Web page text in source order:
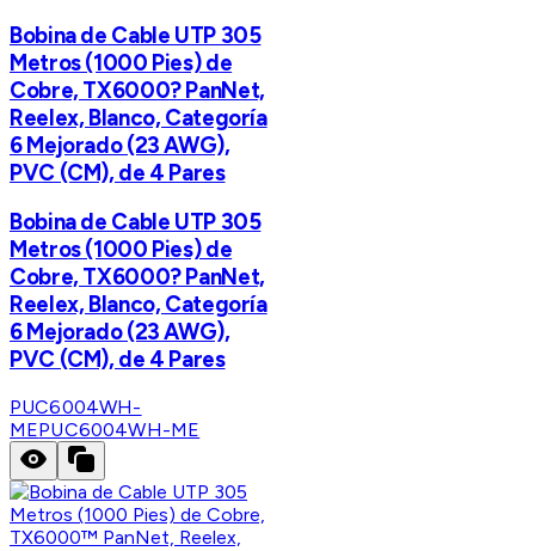
Bobina de Cable UTP 305
Metros (1000 Pies) de
Cobre, TX6000? PanNet,
Reelex, Blanco, Categoría
6 Mejorado (23 AWG),
PVC (CM), de 4 Pares
Bobina de Cable UTP 305
Metros (1000 Pies) de
Cobre, TX6000? PanNet,
Reelex, Blanco, Categoría
6 Mejorado (23 AWG),
PVC (CM), de 4 Pares
PUC6004WH-
MEPUC6004WH-ME